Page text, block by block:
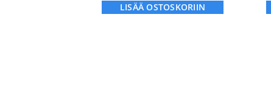
LISÄÄ OSTOSKORIIN